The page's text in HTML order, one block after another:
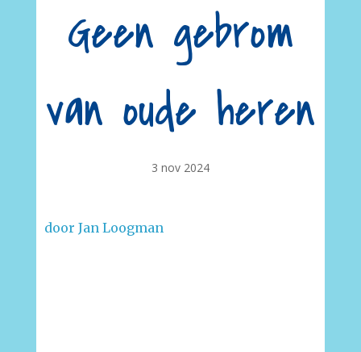
Geen gebrom
van oude heren
3 nov 2024
door Jan Loogman